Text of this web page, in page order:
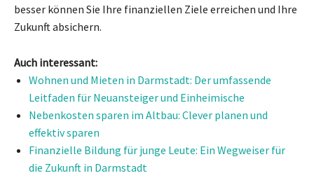
besser können Sie Ihre finanziellen Ziele erreichen und Ihre
Zukunft absichern.
Auch interessant:
Wohnen und Mieten in Darmstadt: Der umfassende
Leitfaden für Neuansteiger und Einheimische
Nebenkosten sparen im Altbau: Clever planen und
effektiv sparen
Finanzielle Bildung für junge Leute: Ein Wegweiser für
die Zukunft in Darmstadt